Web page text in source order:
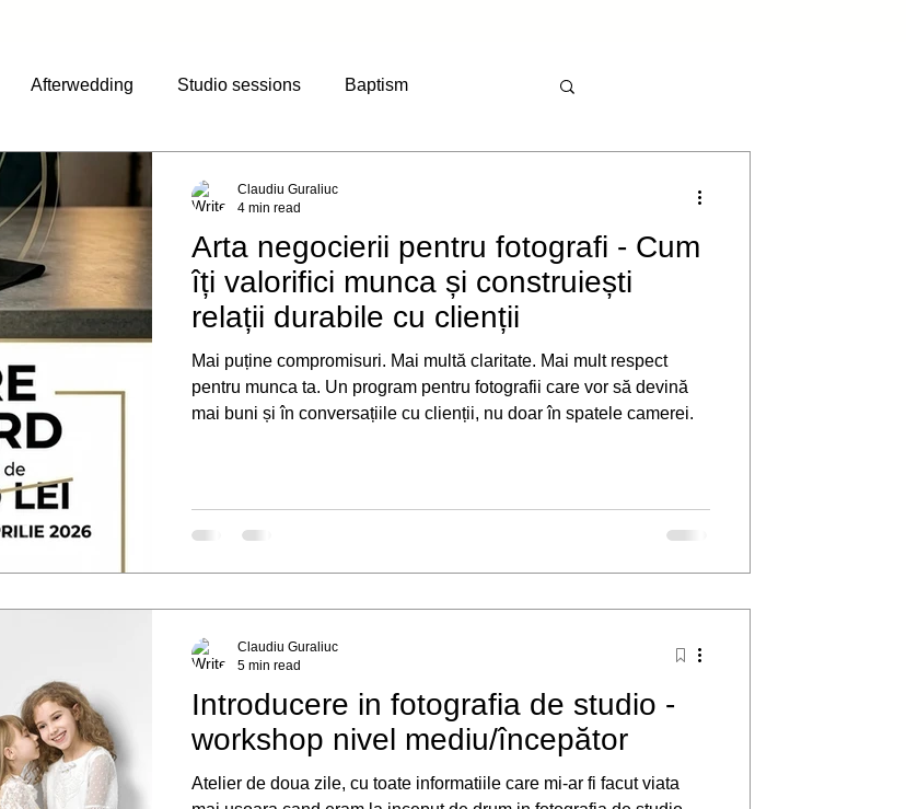
Afterwedding Studio sessions Baptism
Arta negocierii pentru fotografi - Cum
îți valorifici munca și construiești
relații durabile cu clienții
Mai puține compromisuri. Mai multă claritate. Mai mult respect
pentru munca ta. Un program pentru fotografii care vor să devină
mai buni și în conversațiile cu clienții, nu doar în spatele camerei.
Claudiu Guraliuc
4 min read
Introducere in fotografia de studio -
workshop nivel mediu/începător
Atelier de doua zile, cu toate informatiile care mi-ar fi facut viata
Claudiu Guraliuc
5 min read